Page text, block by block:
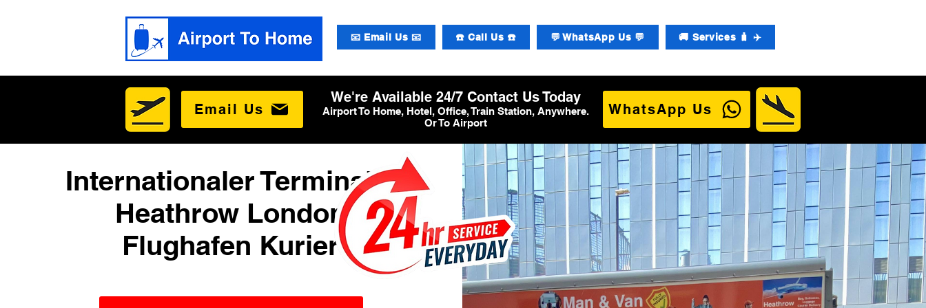
📧 Email Us 📧 ☎️ Call Us ☎️ 💬 WhatsApp Us 💬 🚚 Services 🧳 ✈️
Email Us
We're Available 24/7 Contact Us Today
Airport To Home, Hotel, Office, Train Station, Anywhere.
Or To Airport
WhatsApp Us
Internationaler Terminal 2
Heathrow London
Flughafen Kurier